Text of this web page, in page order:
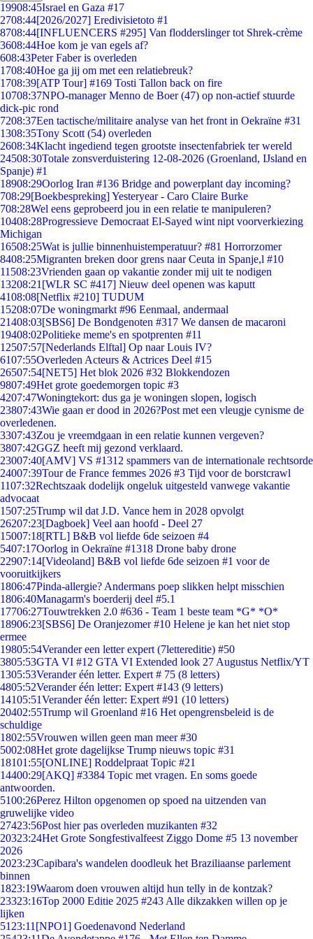
19908:45Israel en Gaza #17
2708:44[2026/2027] Eredivisietoto #1
8708:44[INFLUENCERS #295] Van flodderslinger tot Shrek-crème
3608:44Hoe kom je van egels af?
608:43Peter Faber is overleden
1708:40Hoe ga jij om met een relatiebreuk?
1708:39[ATP Tour] #169 Tosti Tallon back on fire
10708:37NPO-manager Menno de Boer (47) op non-actief stuurde
dick-pic rond
7208:37Een tactische/militaire analyse van het front in Oekraïne #31
1308:35Tony Scott (54) overleden
2608:34Klacht ingediend tegen grootste insectenfabriek ter wereld
24508:30Totale zonsverduistering 12-08-2026 (Groenland, IJsland en
Spanje) #1
18908:29Oorlog Iran #136 Bridge and powerplant day incoming?
708:29[Boekbespreking] Yesteryear - Caro Claire Burke
708:28Wel eens geprobeerd jou in een relatie te manipuleren?
10408:28Progressieve Democraat El-Sayed wint nipt voorverkiezing
Michigan
16508:25Wat is jullie binnenhuistemperatuur? #81 Horrorzomer
8408:25Migranten breken door grens naar Ceuta in Spanje,l #10
11508:23Vrienden gaan op vakantie zonder mij uit te nodigen
13208:21 [WLR SC #417] Nieuw deel openen was kaputt
4108:08[Netflix #210] TUDUM
15208:07De woningmarkt #96 Eenmaal, andermaal
21408:03[SBS6] De Bondgenoten #317 We dansen de macaroni
19408:02Politieke meme's en spotprenten #11
12507:57[Nederlands Elftal] Op naar Louis IV?
6107:55Overleden Acteurs & Actrices Deel #15
26507:54[NET5] Het blok 2026 #32 Blokkendozen
9807:49Het grote goedemorgen topic #3
4207:47Woningtekort: dus ga je woningen slopen, logisch
23807:43Wie gaan er dood in 2026?Post met een vleugje cynisme de
overledenen.
3307:43Zou je vreemdgaan in een relatie kunnen vergeven?
3807:42GGZ heeft mij gezond verklaard.
23007:40[AMV] VS #1312 spammers van de internationale rechtsorde
24007:39Tour de France femmes 2026 #3 Tijd voor de borstcrawl
1107:32Rechtszaak dodelijk ongeluk uitgesteld vanwege vakantie
advocaat
1507:25Trump wil dat J.D. Vance hem in 2028 opvolgt
26207:23[Dagboek] Veel aan hoofd - Deel 27
15007:18[RTL] B&B vol liefde 6de seizoen #4
5407:17Oorlog in Oekraïne #1318 Drone baby drone
22907:14[Videoland] B&B vol liefde 6de seizoen #1 voor de
vooruitkijkers
1806:47Pinda-allergie? Andermans poep slikken helpt misschien
1806:40Managarm's boerderij deel #5.1
17706:27Touwtrekken 2.0 #636 - Team 1 beste team *G* *O*
18906:23[SBS6] De Oranjezomer #10 Helene je kan het niet stop
ermee
19805:54Verander een letter expert (7lettereditie) #50
3805:53GTA VI #12 GTA VI Extended look 27 Augustus Netflix/YT
1305:53Verander één letter. Expert # 75 (8 letters)
4805:52Verander één letter: Expert #143 (9 letters)
14105:51Verander één letter: Expert #91 (10 letters)
20402:55Trump wil Groenland #16 Het opengrensbeleid is de
schuldige
1802:55Vrouwen willen geen man meer #30
5002:08Het grote dagelijkse Trump nieuws topic #31
18101:55[ONLINE] Roddelpraat Topic #21
14400:29[AKQ] #3384 Topic met vragen. En soms goede
antwoorden.
5100:26Perez Hilton opgenomen op spoed na uitzenden van
gruwelijke video
27423:56Post hier pas overleden muzikanten #32
20323:24Het Grote Songfestivalfeest Ziggo Dome #5 13 november
2026
2023:23Capibara's wandelen doodleuk het Braziliaanse parlement
binnen
1823:19Waarom doen vrouwen altijd hun telly in de kontzak?
23323:16Top 2000 Editie 2025 #243 Alle dikzakken willen op je
lijken
51 23:11 [NPO1] Goedenavond Nederland